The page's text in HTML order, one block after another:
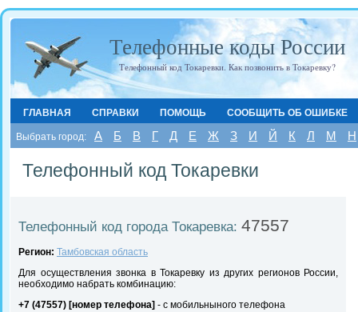
Телефонные коды России
Телефонный код Токаревки. Как позвонить в Токаревку?
ГЛАВНАЯ СПРАВКИ ПОМОЩЬ СООБЩИТЬ ОБ ОШИБКЕ
Выбрать город: А Б В Г Д Е Ж З И Й К Л М Н
Телефонный код Токаревки
Телефонный код города Токаревка: 47557
Регион: Тамбовская область
Для осуществления звонка в Токаревку из других регионов России,
необходимо набрать комбинацию:
+7 (47557) [номер телефона] - с мобильныного телефона